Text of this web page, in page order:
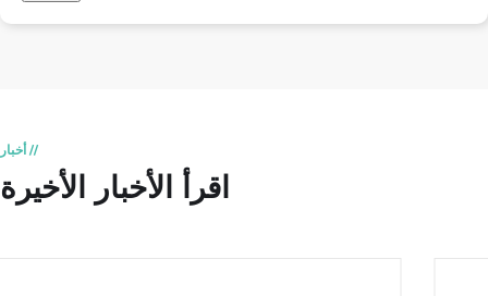
// أخبار
اقرأ الأخبار الأخيرة